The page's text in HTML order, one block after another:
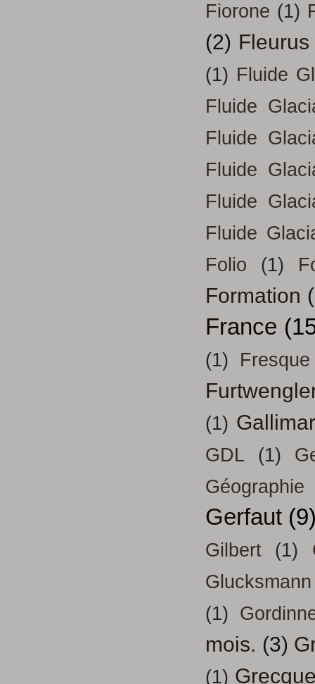
Fiorone (1)
(2) Fleurus
(1) Fluide
Fluide
Fluide
Fluide
Fluide
Fluide
Folio
(1)
Formation
France
(1) Fresque
(1)
GDL (1)
Géographie
Gerfaut
Gilbert (1)
Glucksmann
(1)
mois. (3)
(1)